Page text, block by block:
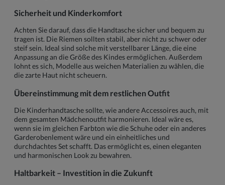
Sicherheit und Kinderkomfort
Achten Sie darauf, dass die Handtasche sicher und bequem zu
tragen ist. Die Riemen sollten stabil, aber nicht zu schwer oder
steif sein. Ideal sind solche mit verstellbarer Länge, die eine
Anpassung an die Größe des Kindes ermöglichen. Außerdem
lohnt es sich, Modelle aus weichen Materialien zu wählen, die
die zarte Haut nicht scheuern.
Übereinstimmung mit dem restlichen Outfit
Die Kinderhandtasche sollte, wie andere Accessoires auch, mit
dem gesamten Mädchenoutfit harmonieren. Ideal wäre es,
wenn sie im gleichen Farbton wie die Schuhe oder ein anderes
Garderobenlement wäre und ein einheitliches und
durchdachtes Set schafft. Das ermöglicht es, einen eleganten
und harmonischen Look zu bewahren.
Haltbarkeit – Investition in die Zukunft